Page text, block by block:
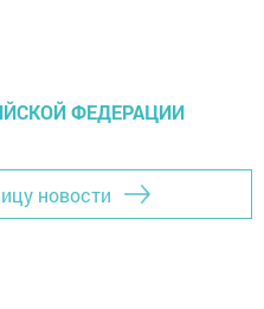
ФЕДЕРАЦИИ
новости